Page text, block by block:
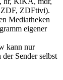
ZDFtivi).
Mediatheken
eigener
kann nur
Sender selbst